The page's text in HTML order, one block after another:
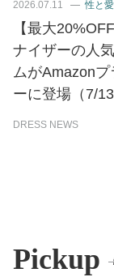
2026.07.11 性と愛
【最大
ナイザーの人
ムがAmazon
ーに登場（7/13
DRESS NEWS
Pickup